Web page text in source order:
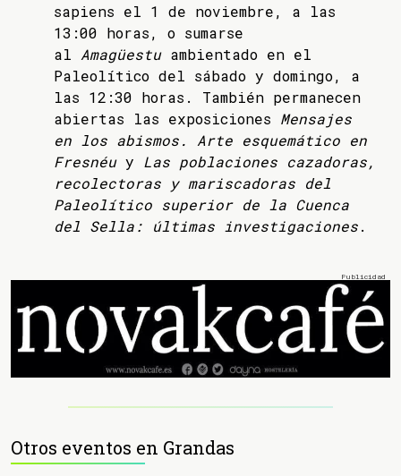
sapiens el 1 de noviembre, a las
13:00 horas, o sumarse
al Amagüestuambientado en el
Paleolítico del sábado y domingo, a
las 12:30 horas. También permanecen
abiertas las exposiciones Mensajes
en los abismos. Arte esquemático en
Fresnéuy Las poblaciones cazadoras,
recolectoras y mariscadoras del
Paleolítico superior de la Cuenca
del Sella: últimas investigaciones.
Otros eventos en Grandas